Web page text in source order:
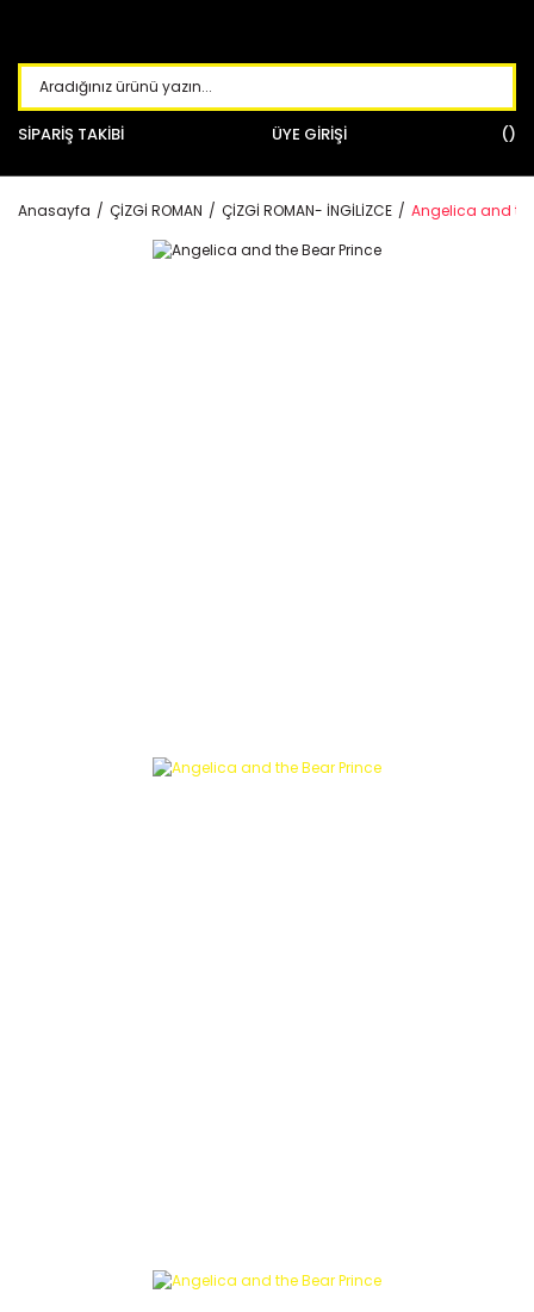
SİPARİŞ TAKİBİ ÜYE GİRİŞİ
Anasayfa ÇİZGİ ROMAN ÇİZGİ ROMAN- İNGİLİZCE Angelica and